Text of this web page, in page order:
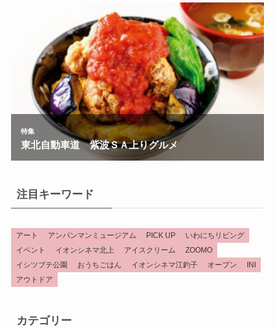
注目キーワード
アート アンパンマンミュージアム PICK UP
いわにちリビング
イベント
イオンシネマ北上 アイスクリーム
ZOOMO
イシツブテ公園
おうちごはん イオンシネマ江釣子 オープン
INI
アウトドア
カテゴリー